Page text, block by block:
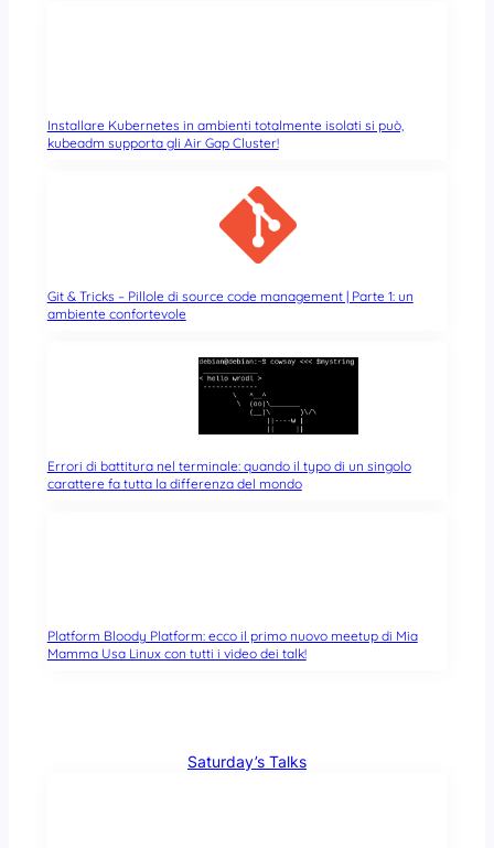
Installare Kubernetes in ambienti totalmente isolati si può,
kubeadm supporta gli Air Gap Cluster!
Git & Tricks – Pillole di source code management | Parte 1: un
ambiente confortevole
Errori di battitura nel terminale: quando il typo di un singolo
carattere fa tutta la differenza del mondo
Platform Bloody Platform: ecco il primo nuovo meetup di Mia
Mamma Usa Linux con tutti i video dei talk!
Saturday’s Talks